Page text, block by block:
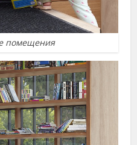
помещения